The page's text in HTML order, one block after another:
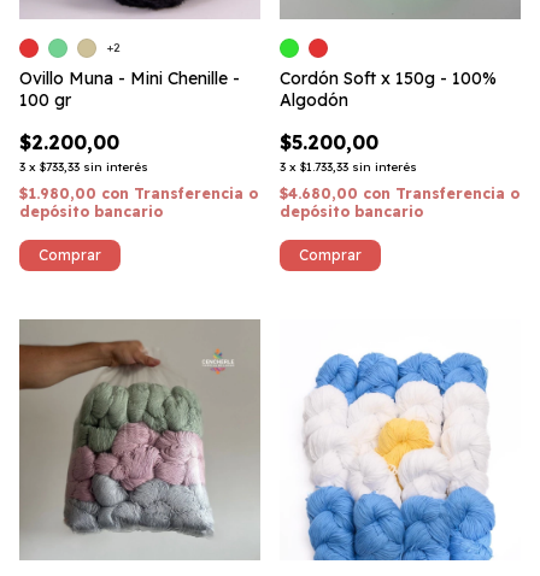
Ovillo Muna - Mini Chenille -
100 gr
$2.200,00
3 x $733,33 sin interés
$1.980,00 con Transferencia o
depósito bancario
+2
Comprar
Cordón Soft x 150g - 100%
Algodón
$5.200,00
3 x $1.733,33 sin interés
$4.680,00 con Transferencia o
depósito bancario
Comprar